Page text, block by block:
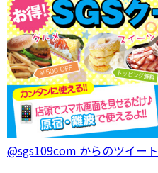
@sgs109com からのツイート